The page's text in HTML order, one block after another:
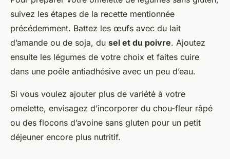
suivez les étapes de la recette mentionnée
précédemment. Battez les œufs avec du lait
d’amande ou de soja, du sel et du poivre. Ajoutez
ensuite les légumes de votre choix et faites cuire
dans une poêle antiadhésive avec un peu d’eau.
Si vous voulez ajouter plus de variété à votre
omelette, envisagez d’incorporer du chou-fleur râpé
ou des flocons d’avoine sans gluten pour un petit
déjeuner encore plus nutritif.